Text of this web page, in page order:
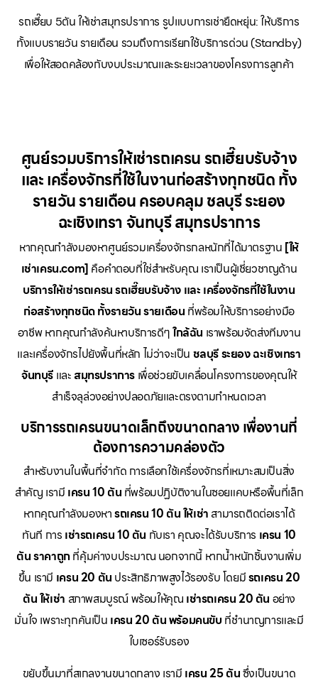
รถเฮี๊ยบ 5ตัน ให้เช่าสมุทรปราการ รูปแบบการเช่ายืดหยุ่น: ให้บริการ
ทั้งแบบรายวัน รายเดือน รวมถึงการเรียกใช้บริการด่วน (Standby)
เพื่อให้สอดคล้องกับงบประมาณและระยะเวลาของโครงการลูกค้า
ศูนย์รวมบริการให้เช่ารถเครน รถเฮี๊ยบรับจ้าง
และ เครื่องจักรที่ใช้ในงานก่อสร้างทุกชนิด ทั้ง
รายวัน รายเดือน ครอบคลุม ชลบุรี ระยอง
ฉะเชิงเทรา จันทบุรี สมุทรปราการ
หากคุณกำลังมองหาศูนย์รวมเครื่องจักรกลหนักที่ได้มาตรฐาน [ให้
เช่าเครน.com] คือคำตอบที่ใช่สำหรับคุณ เราเป็นผู้เชี่ยวชาญด้าน
บริการให้เช่ารถเครน รถเฮี๊ยบรับจ้าง และ เครื่องจักรที่ใช้ในงาน
ก่อสร้างทุกชนิด ทั้งรายวัน รายเดือน ที่พร้อมให้บริการอย่างมือ
อาชีพ หากคุณกำลังค้นหาบริการดีๆใกล้ฉัน เราพร้อมจัดส่งทีมงาน
และเครื่องจักรไปยังพื้นที่หลัก ไม่ว่าจะเป็น ชลบุรี ระยอง ฉะเชิงเทรา
จันทบุรี และสมุทรปราการ เพื่อช่วยขับเคลื่อนโครงการของคุณให้
สำเร็จลุล่วงอย่างปลอดภัยและตรงตามกำหนดเวลา
บริการรถเครนขนาดเล็กถึงขนาดกลาง เพื่องานที่
ต้องการความคล่องตัว
สำหรับงานในพื้นที่จำกัด การเลือกใช้เครื่องจักรที่เหมาะสมเป็นสิ่ง
สำคัญ เรามี เครน 10 ตัน ที่พร้อมปฏิบัติงานในซอยแคบหรือพื้นที่เล็ก
หากคุณกำลังมองหารถเครน 10 ตัน ให้เช่า สามารถติดต่อเราได้
ทันที การ เช่ารถเครน 10 ตัน กับเรา คุณจะได้รับบริการ เครน 10
ตัน ราคาถูกที่คุ้มค่างบประมาณ นอกจากนี้ หากน้ำหนักชิ้นงานเพิ่ม
ขึ้น เรามี เครน 20 ตัน ประสิทธิภาพสูงไว้รองรับ โดยมีรถเครน 20
ตัน ให้เช่า สภาพสมบูรณ์ พร้อมให้คุณ เช่ารถเครน 20 ตัน อย่าง
มั่นใจ เพราะทุกคันเป็น เครน 20 ตัน พร้อมคนขับ ที่ชำนาญการและมี
ใบเซอร์รับรอง
ขยับขึ้นมาที่สเกลงานขนาดกลาง เรามี เครน 25 ตันซึ่งเป็นขนาด